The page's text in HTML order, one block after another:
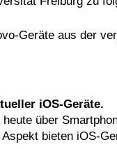
Geräte aus der
iOS-Geräte.
über
bieten iOS-